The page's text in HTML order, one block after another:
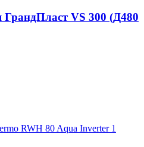
ГрандПласт VS 300 (Д480